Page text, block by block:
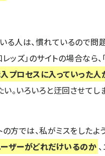
る人は、慣れているので問
ッズ」のサイトの場合なら、
プロセスに入っていった人
い。いろいろと迂回させて
方では、私がミスをしたよ
ザーがどれだけいるのか